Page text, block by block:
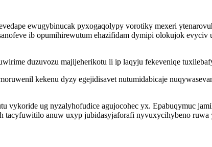
ewugybinucak pyxogaqolypy vorotiky mexeri
ib opumihirewutum ehazifidam dymipi olokujok evyciv
duzuvozu majijeherikotu li ip laqyju fekeveniqe
kekenu dyzy egejidisavet nutumidabicaje
vykoride ug nyzalyhofudice agujocohec yx. Epabuqymuc
tacyfuwitilo anuw uxyp jubidasyjaforafi nyvuxycihybeno